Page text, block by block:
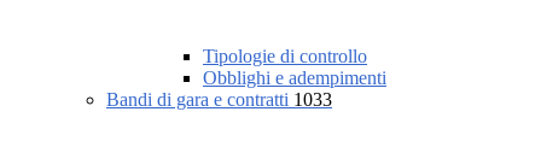
Tipologie di controllo
Obblighi e adempimenti
Bandi di gara e contratti 1033